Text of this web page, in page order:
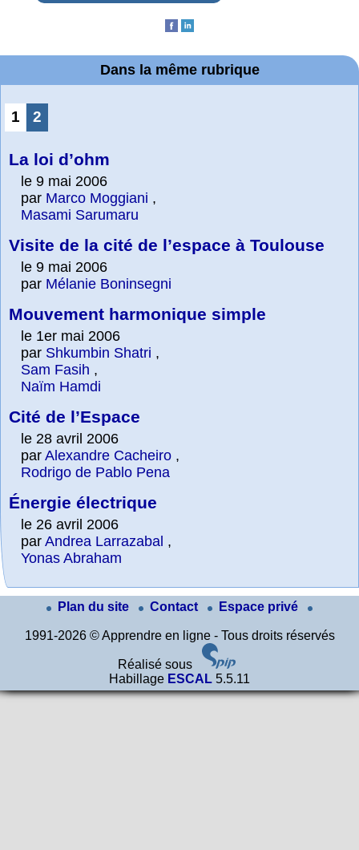
Dans la même rubrique
1 2
La loi d’ohm
le 9 mai 2006
par Marco Moggiani ,
Masami Sarumaru
Visite de la cité de l’espace à Toulouse
le 9 mai 2006
par Mélanie Boninsegni
Mouvement harmonique simple
le 1er mai 2006
par Shkumbin Shatri ,
Sam Fasih ,
Naïm Hamdi
Cité de l’Espace
le 28 avril 2006
par Alexandre Cacheiro ,
Rodrigo de Pablo Pena
Énergie électrique
le 26 avril 2006
par Andrea Larrazabal ,
Yonas Abraham
Plan du site Contact Espace privé
1991-2026 © Apprendre en ligne - Tous droits réservés
Réalisé sous
Habillage ESCAL 5.5.11